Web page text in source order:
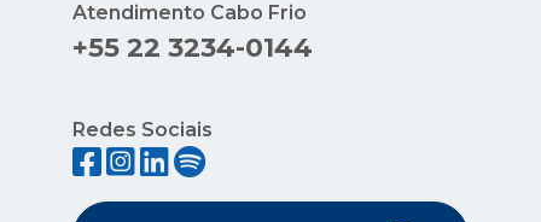
Atendimento Cabo Frio
+55 22 3234-0144
Redes Sociais